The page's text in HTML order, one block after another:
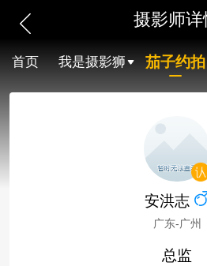
摄影师详
首页 我是摄影狮 茄子约拍
安洪志
广东-广州
总监